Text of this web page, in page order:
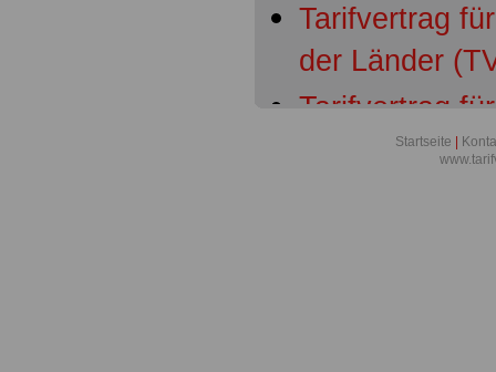
Tarifvertrag
der Länder
Tarifvertrag
der Länder
Startseite |